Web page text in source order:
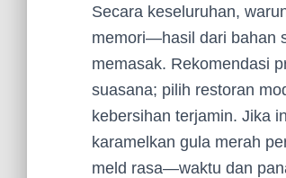
Secara keseluruhan,
memori—hasil dari bahan
memasak. Rekomendasi
suasana; pilih restoran
kebersihan terjamin. Jika
karamelkan gula merah
meld rasa—waktu dan